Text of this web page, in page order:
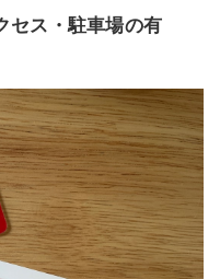
セス・駐車場の有